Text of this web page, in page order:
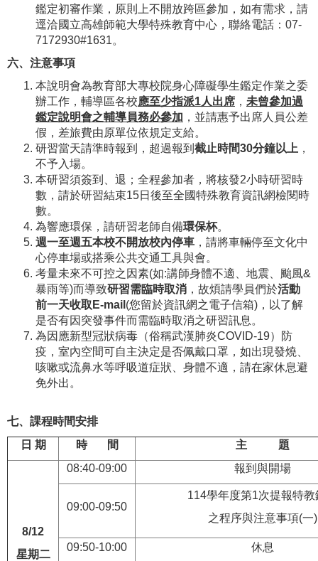
鑑定初審作業，原則上不開放跨區參加，如有需求，請
逕洽國立高雄師範大學特殊教育中心，聯絡電話：07-
7172930#1631。
六、注意事項
本說明會為教育部大專校院身心障礙學生鑑定作業之委
辦工作，輔導區各校應至少指派1人出席 ， 未曾參加過
鑑定說明會之輔導員務必參加 ，並請惠予出席人員公差
假，差旅費由原單位依規定支給。
研習當天請準時報到，超過報到 截止時間30分鐘以上 ，
不予入場。
本研習須簽到、退；全程參加者，將核發2小時研習時
數，請於研習結束15日後至全國特殊教育資訊網檢閱時
數。
為響應環保，請研習老師自備環保杯。
週一至週五本校不開放校內停車 ，請將車輛停至文化中
心停車場或搭乘公共交通工具與會。
考量未來不可控之因素(如:講師身體不適、地震、颱風&
暴雨等)而導致研習需臨時取消 ，故煩請學員們於活動
前一天收取 E-mail (您留於資訊網之電子信箱)，以了解
是否有因突發事件而需臨時取消之研習訊息。
為因應新型冠狀病毒（俗稱武漢肺炎COVID-19）防
疫，室內空間可自主決定是否佩戴口罩，如出現發燒、
咳嗽或流鼻水等呼吸道症狀、身體不適，請在家休息避
免外出。
七、課程時間安排
日 期 時 間 主 題
8/12
星期二
08:40-09:00 報到與開場
09:00-09:50
114學年度第1次提報特教
之程序與注意事項(一)
09:50-10:00 休息